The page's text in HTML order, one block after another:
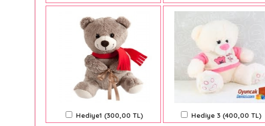
Hediye1 (300,00 TL) Hediye 3 (400,00 TL)